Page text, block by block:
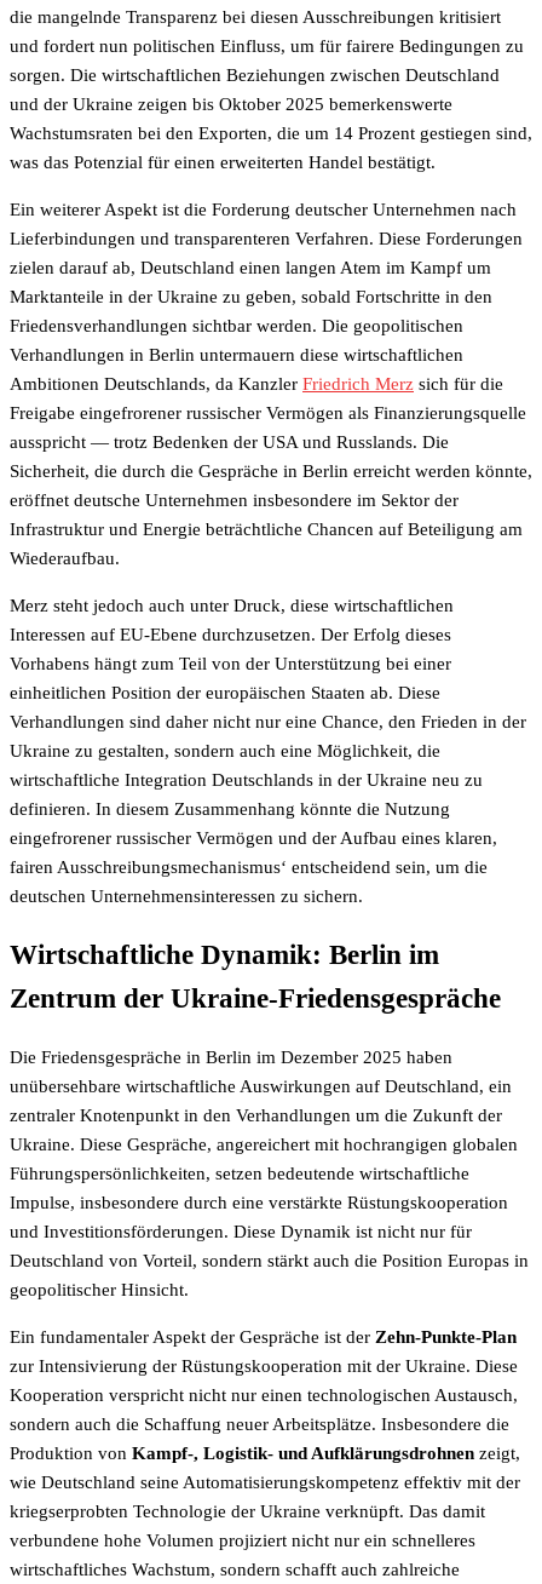
die mangelnde Transparenz bei diesen Ausschreibungen kritisiert
und fordert nun politischen Einfluss, um für fairere Bedingungen zu
sorgen. Die wirtschaftlichen Beziehungen zwischen Deutschland
und der Ukraine zeigen bis Oktober 2025 bemerkenswerte
Wachstumsraten bei den Exporten, die um 14 Prozent gestiegen sind,
was das Potenzial für einen erweiterten Handel bestätigt.
Ein weiterer Aspekt ist die Forderung deutscher Unternehmen nach
Lieferbindungen und transparenteren Verfahren. Diese Forderungen
zielen darauf ab, Deutschland einen langen Atem im Kampf um
Marktanteile in der Ukraine zu geben, sobald Fortschritte in den
Friedensverhandlungen sichtbar werden. Die geopolitischen
Verhandlungen in Berlin untermauern diese wirtschaftlichen
Ambitionen Deutschlands, da Kanzler Friedrich Merz sich für die
Freigabe eingefrorener russischer Vermögen als Finanzierungsquelle
ausspricht — trotz Bedenken der USA und Russlands. Die
Sicherheit, die durch die Gespräche in Berlin erreicht werden könnte,
eröffnet deutsche Unternehmen insbesondere im Sektor der
Infrastruktur und Energie beträchtliche Chancen auf Beteiligung am
Wiederaufbau.
Merz steht jedoch auch unter Druck, diese wirtschaftlichen
Interessen auf EU-Ebene durchzusetzen. Der Erfolg dieses
Vorhabens hängt zum Teil von der Unterstützung bei einer
einheitlichen Position der europäischen Staaten ab. Diese
Verhandlungen sind daher nicht nur eine Chance, den Frieden in der
Ukraine zu gestalten, sondern auch eine Möglichkeit, die
wirtschaftliche Integration Deutschlands in der Ukraine neu zu
definieren. In diesem Zusammenhang könnte die Nutzung
eingefrorener russischer Vermögen und der Aufbau eines klaren,
fairen Ausschreibungsmechanismus‘ entscheidend sein, um die
deutschen Unternehmensinteressen zu sichern.
Wirtschaftliche Dynamik: Berlin im
Zentrum der Ukraine-Friedensgespräche
Die Friedensgespräche in Berlin im Dezember 2025 haben
unübersehbare wirtschaftliche Auswirkungen auf Deutschland, ein
zentraler Knotenpunkt in den Verhandlungen um die Zukunft der
Ukraine. Diese Gespräche, angereichert mit hochrangigen globalen
Führungspersönlichkeiten, setzen bedeutende wirtschaftliche
Impulse, insbesondere durch eine verstärkte Rüstungskooperation
und Investitionsförderungen. Diese Dynamik ist nicht nur für
Deutschland von Vorteil, sondern stärkt auch die Position Europas in
geopolitischer Hinsicht.
Ein fundamentaler Aspekt der Gespräche ist der Zehn-Punkte-Plan
zur Intensivierung der Rüstungskooperation mit der Ukraine. Diese
Kooperation verspricht nicht nur einen technologischen Austausch,
sondern auch die Schaffung neuer Arbeitsplätze. Insbesondere die
Produktion von Kampf-, Logistik- und Aufklärungsdrohnen zeigt,
wie Deutschland seine Automatisierungskompetenz effektiv mit der
kriegserprobten Technologie der Ukraine verknüpft. Das damit
verbundene hohe Volumen projiziert nicht nur ein schnelleres
wirtschaftliches Wachstum, sondern schafft auch zahlreiche